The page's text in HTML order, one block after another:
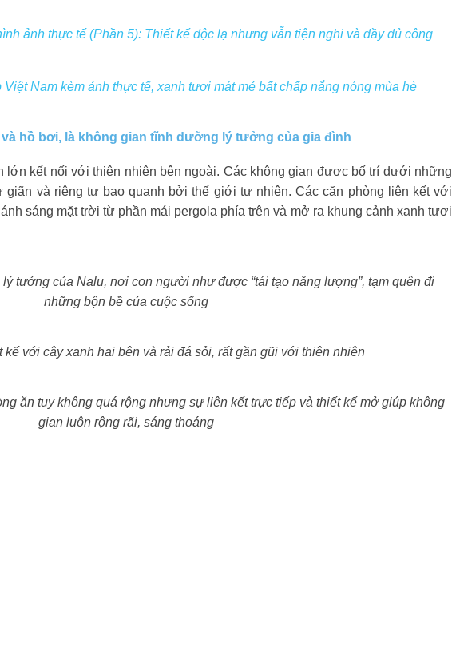
ảnh thực tế (Phần 5): Thiết kế độc lạ nhưng vẫn tiện nghi và đầy đủ công
Nam kèm ảnh thực tế, xanh tươi mát mẻ bất chấp nắng nóng mùa hè
hồ bơi, là không gian tĩnh dưỡng lý tưởng của gia đình
lớn kết nối với thiên nhiên bên ngoài. Các không gian được bố trí dưới những
giãn và riêng tư bao quanh bởi thế giới tự nhiên. Các căn phòng liên kết với
sáng mặt trời từ phần mái pergola phía trên và mở ra khung cảnh xanh tươi
tưởng của Nalu, nơi con người như được “tái tạo năng lượng”, tạm quên đi
những bộn bề của cuộc sống
với cây xanh hai bên và rải đá sỏi, rất gần gũi với thiên nhiên
ăn tuy không quá rộng nhưng sự liên kết trực tiếp và thiết kế mở giúp không
gian luôn rộng rãi, sáng thoáng